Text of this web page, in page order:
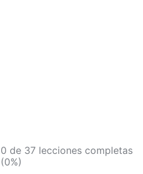
0 de 37 lecciones completas
(0%)